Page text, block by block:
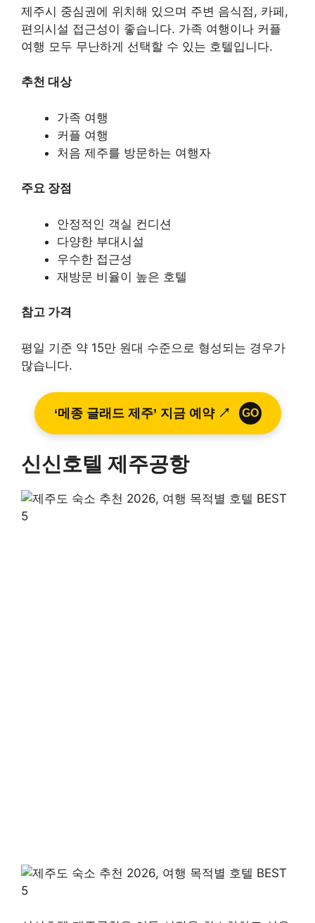
제주시 중심권에 위치해 있으며 주변 음식점, 카페,
편의시설 접근성이 좋습니다. 가족 여행이나 커플
여행 모두 무난하게 선택할 수 있는 호텔입니다.
추천 대상
가족 여행
커플 여행
처음 제주를 방문하는 여행자
주요 장점
안정적인 객실 컨디션
다양한 부대시설
우수한 접근성
재방문 비율이 높은 호텔
참고 가격
평일 기준 약 15만 원대 수준으로 형성되는 경우가
많습니다.
‘메종 글래드 제주’ 지금 예약 ↗ GO
신신호텔 제주공항